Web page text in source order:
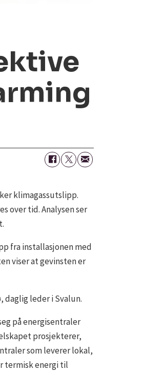
klimagassutslipp.
over tid. Analysen ser
fra installasjonen med
viser at gevinsten er
daglig leder i Svalun.
på energisentraler
prosjekterer,
som leverer lokal,
termisk energi til